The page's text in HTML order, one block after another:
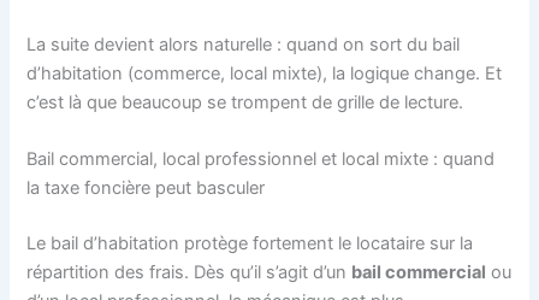
La suite devient alors naturelle : quand on sort du bail
d’habitation (commerce, local mixte), la logique change. Et
c’est là que beaucoup se trompent de grille de lecture.
Bail commercial, local professionnel et local mixte : quand
la taxe foncière peut basculer
Le bail d’habitation protège fortement le locataire sur la
répartition des frais. Dès qu’il s’agit d’un bail commercial ou